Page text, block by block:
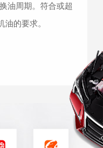
油周期。符合或超
的要求。